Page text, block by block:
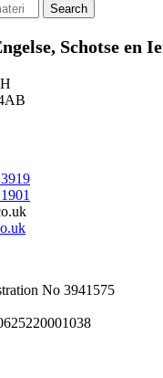
Schotse en
No 3941575